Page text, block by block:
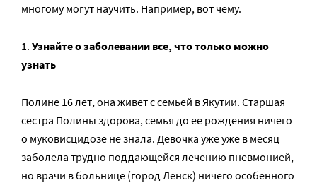
многому могут научить. Например, вот чему.
Узнайте о заболевании все, что только можно
узнать
Полине 16 лет, она живет с семьей в Якутии. Старшая
сестра Полины здорова, семья до ее рождения ничего
о муковисцидозе не знала. Девочка уже уже в месяц
заболела трудно поддающейся лечению пневмонией,
но врачи в больнице (город Ленск) ничего особенного